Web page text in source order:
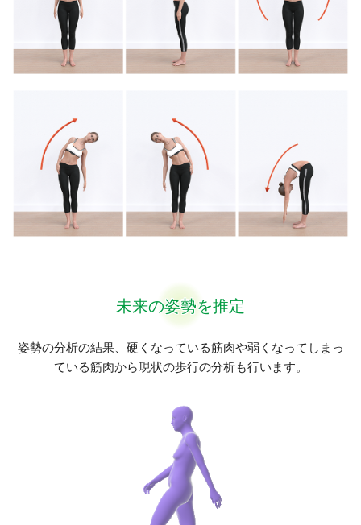
未来の姿勢を推定
姿勢の分析の結果、硬くなっている筋肉や弱くなってしまっ
ている筋肉から現状の歩行の分析も行います。